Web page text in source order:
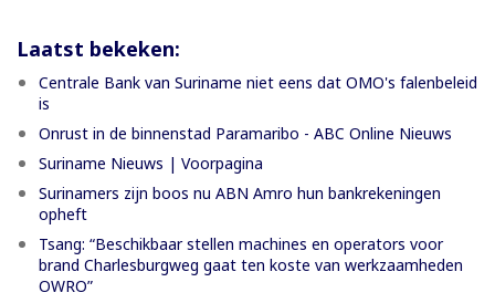
Laatst bekeken:
Centrale Bank van Suriname niet eens dat OMO's falenbeleid
is
Onrust in de binnenstad Paramaribo - ABC Online Nieuws
Suriname Nieuws | Voorpagina
Surinamers zijn boos nu ABN Amro hun bankrekeningen
opheft
Tsang: “Beschikbaar stellen machines en operators voor
brand Charlesburgweg gaat ten koste van werkzaamheden
OWRO”